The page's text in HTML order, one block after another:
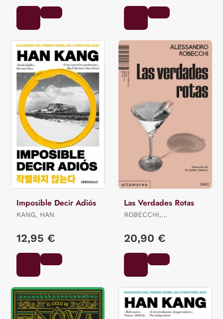
Imposible Decir Adiós
KANG, HAN
12,95 €
Las Verdades Rotas
ROBECCHI,
20,90 €